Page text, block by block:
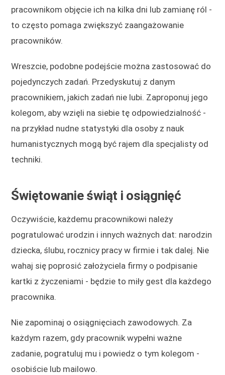
pracownikom objęcie ich na kilka dni lub zamianę ról -
to często pomaga zwiększyć zaangażowanie
pracowników.
Wreszcie, podobne podejście można zastosować do
pojedynczych zadań. Przedyskutuj z danym
pracownikiem, jakich zadań nie lubi. Zaproponuj jego
kolegom, aby wzięli na siebie tę odpowiedzialność -
na przykład nudne statystyki dla osoby z nauk
humanistycznych mogą być rajem dla specjalisty od
techniki.
Świętowanie świąt i osiągnięć
Oczywiście, każdemu pracownikowi należy
pogratulować urodzin i innych ważnych dat: narodzin
dziecka, ślubu, rocznicy pracy w firmie i tak dalej. Nie
wahaj się poprosić założyciela firmy o podpisanie
kartki z życzeniami - będzie to miły gest dla każdego
pracownika.
Nie zapominaj o osiągnięciach zawodowych. Za
każdym razem, gdy pracownik wypełni ważne
zadanie, pogratuluj mu i powiedz o tym kolegom -
osobiście lub mailowo.